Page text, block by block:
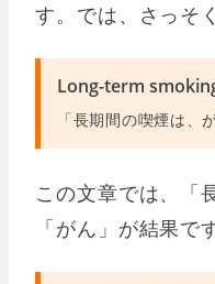
す。では、さっそ
Long-term
「長期間の喫煙は、
この文章では、「
「がん」が結果で